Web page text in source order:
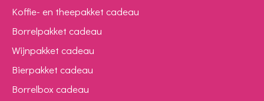
Koffie- en theepakket cadeau
Borrelpakket cadeau
Wijnpakket cadeau
Bierpakket cadeau
Borrelbox cadeau